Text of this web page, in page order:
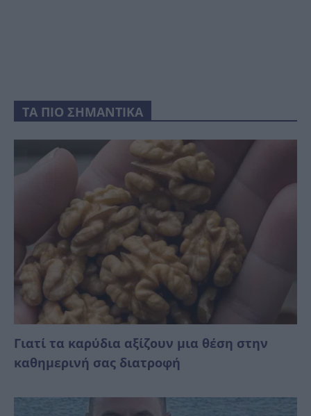
ΤΑ ΠΙΟ ΣΗΜΑΝΤΙΚΑ
Γιατί τα καρύδια αξίζουν μια θέση στην
καθημερινή σας διατροφή